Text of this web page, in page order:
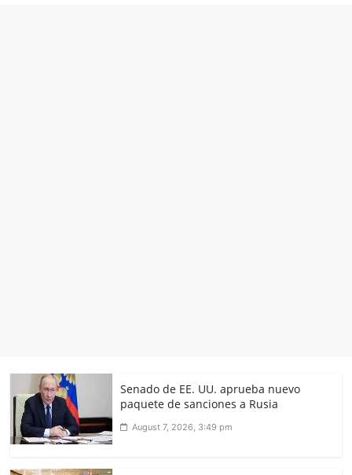
Senado de EE. UU. aprueba nuevo
paquete de sanciones a Rusia
August 7, 2026, 3:49 pm